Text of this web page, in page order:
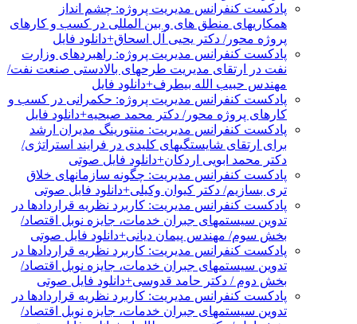
پادکست کنفرانس مدیریت پروژه: چشم انداز
همکاریهای منطق های و بین المللی در کسب و کارهای
پروژه محور/ دکتر یحیی آل اسحاق+دانلود فایل
پادکست کنفرانس مدیریت پروژه: راهبردهای وزارت
نفت در ارتقای مدیریت طرحهای بالادستی صنعت نفت/
مهندس حبیب الله بیطرف+دانلود فایل
پادکست کنفرانس مدیریت پروژه: حکمرانی در کسب و
کارهای پروژه محور/ دکتر محمد صبحیه+دانلود فایل
پادکست کنفرانس مدیریت: منتورینگ مدیران ارشد
برای ارتقای شایستگیهای کلیدی در فرایند استراتژی/
دکتر محمد ابویی اردکان+دانلود فایل صوتی
پادکست کنفرانس مدیریت: چگونه سازمانهای خلاق
تری بسازیم/ دکتر کیوان وکیلی+دانلود فایل صوتی
پادکست کنفرانس مدیریت: کاربرد نظریه قراردادها در
تدوین سیستمهای جبران خدمات، جایزه نوبل اقتصاد/
بخش سوم/ مهندس پیمان دیانی+دانلود فایل صوتی
پادکست کنفرانس مدیریت: کاربرد نظریه قراردادها در
تدوین سیستمهای جبران خدمات، جایزه نوبل اقتصاد/
بخش دوم / دکتر حامد قدوسی+دانلود فایل صوتی
پادکست کنفرانس مدیریت: کاربرد نظریه قراردادها در
تدوین سیستمهای جبران خدمات، جایزه نوبل اقتصاد/